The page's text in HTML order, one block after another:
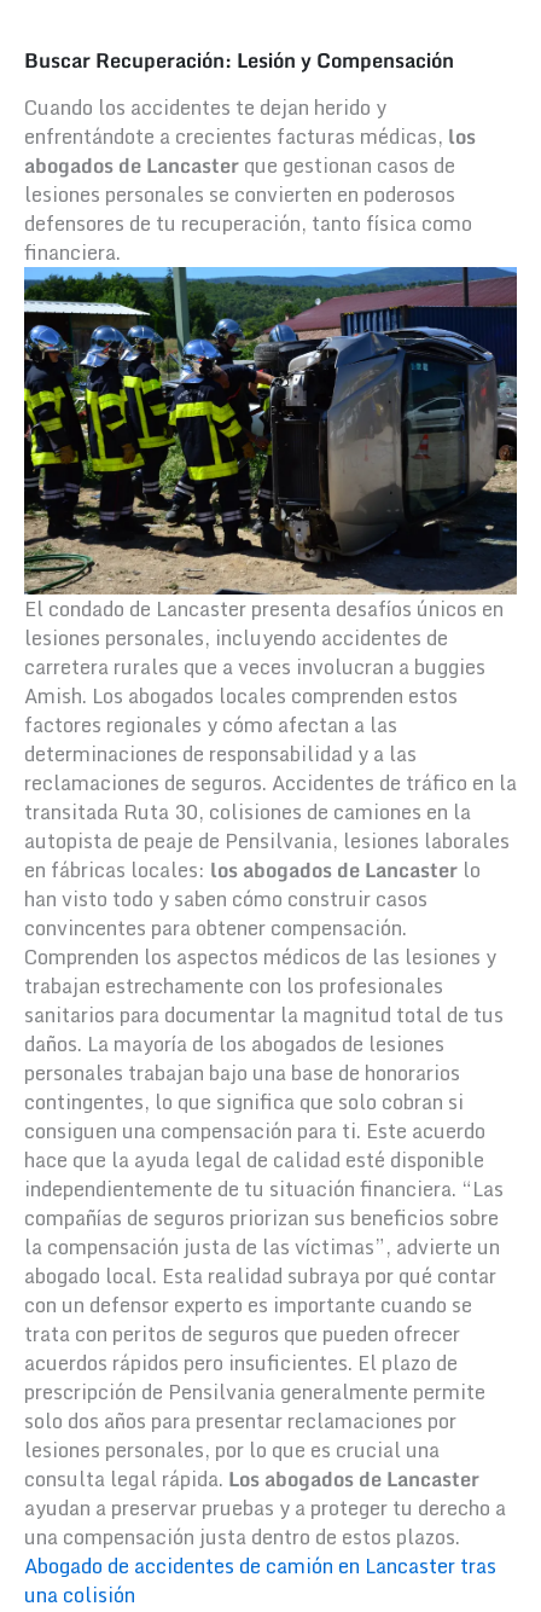
Buscar Recuperación: Lesión y Compensación
Cuando los accidentes te dejan herido y
enfrentándote a crecientes facturas médicas, los
abogados de Lancasterque gestionan casos de
lesiones personales se convierten en poderosos
defensores de tu recuperación, tanto física como
financiera.
El condado de Lancaster presenta desafíos únicos en
lesiones personales, incluyendo accidentes de
carretera rurales que a veces involucran a buggies
Amish. Los abogados locales comprenden estos
factores regionales y cómo afectan a las
determinaciones de responsabilidad y a las
reclamaciones de seguros. Accidentes de tráfico en la
transitada Ruta 30, colisiones de camiones en la
autopista de peaje de Pensilvania, lesiones laborales
en fábricas locales: los abogados de Lancaster lo
han visto todo y saben cómo construir casos
convincentes para obtener compensación.
Comprenden los aspectos médicos de las lesiones y
trabajan estrechamente con los profesionales
sanitarios para documentar la magnitud total de tus
daños. La mayoría de los abogados de lesiones
personales trabajan bajo una base de honorarios
contingentes, lo que significa que solo cobran si
consiguen una compensación para ti. Este acuerdo
hace que la ayuda legal de calidad esté disponible
independientemente de tu situación financiera. “Las
compañías de seguros priorizan sus beneficios sobre
la compensación justa de las víctimas”, advierte un
abogado local. Esta realidad subraya por qué contar
con un defensor experto es importante cuando se
trata con peritos de seguros que pueden ofrecer
acuerdos rápidos pero insuficientes. El plazo de
prescripción de Pensilvania generalmente permite
solo dos años para presentar reclamaciones por
lesiones personales, por lo que es crucial una
consulta legal rápida. Los abogados de Lancaster
ayudan a preservar pruebas y a proteger tu derecho a
una compensación justa dentro de estos plazos.
Abogado de accidentes de camión en Lancaster tras
una colisión